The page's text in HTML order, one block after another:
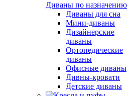
Диваны по назначению
Диваны для сна
Мини-диваны
Дизайнерские
диваны
Ортопедические
диваны
Офисные диваны
Дивны-кровати
Детские диваны